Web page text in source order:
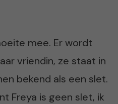
mee. Er wordt
vriendin, ze staat in
bekend als een slet.
Freya is geen slet, ik